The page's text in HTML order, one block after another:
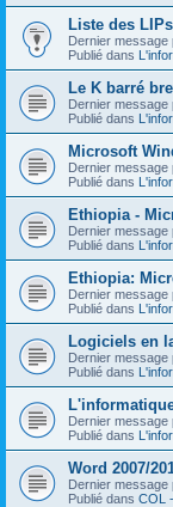
Liste des
Dernier message
Publié dans
Le K barré
Dernier message
Publié dans
Microsoft
Dernier message
Publié dans
Ethiopia -
Dernier message
Publié dans
Ethiopia:
Dernier message
Publié dans
Logiciels en
Dernier message
Publié dans
Dernier message
Publié dans
Word 2007/
Dernier message
Publié dans COL